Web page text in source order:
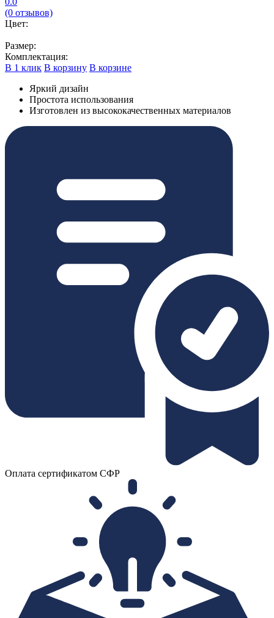
(0 отзывов)
Цвет:
Размер:
Комплектация:
В 1 клик В корзину В корзине
Яркий дизайн
Простота использования
Изготовлен из высококачественных материалов
Оплата сертификатом СФР